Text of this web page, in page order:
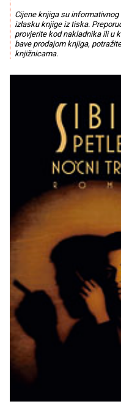
Cijene knjiga su
izlasku knjige iz tiska.
provjerite kod nakladnika ili u
bave prodajom knjiga,
knjižnicama.